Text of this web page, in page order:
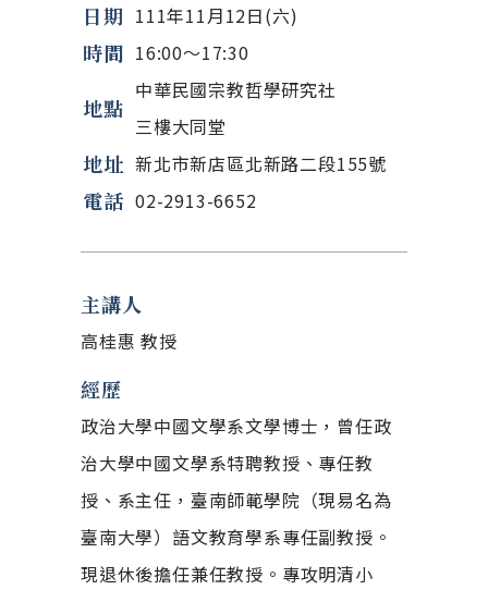
日期 111年11月12日(六)
時間 16:00～17:30
地點
中華民國宗教哲學研究社
三樓大同堂
地址 新北市新店區北新路二段155號
電話 02-2913-6652
主講人
高桂惠 教授
經歷
政治大學中國文學系文學博士，曾任政
治大學中國文學系特聘教授、專任教
授、系主任，臺南師範學院（現易名為
臺南大學）語文教育學系專任副教授。
現退休後擔任兼任教授。專攻明清小